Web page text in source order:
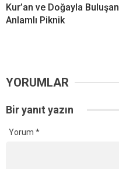
Kur’an ve Doğayla Buluşan
Anlamlı Piknik
YORUMLAR
Bir yanıt yazın
Yorum *